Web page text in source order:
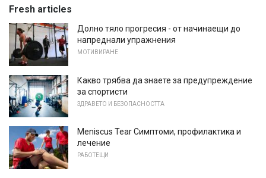
Fresh articles
Долно тяло прогресия - от начинаещи до
напреднали упражнения
МОТИВИРАНЕ
Какво трябва да знаете за предупреждение
за спортисти
ЗДРАВЕТО И БЕЗОПАСНОСТТА
Meniscus Tear Симптоми, профилактика и
лечение
РАБОТЕЩИ